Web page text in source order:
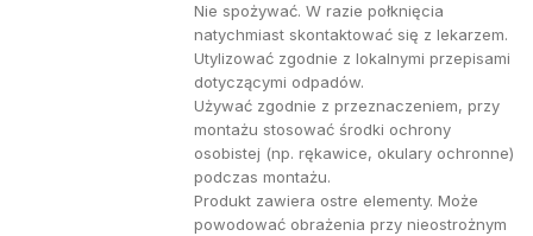
Nie spożywać. W razie połknięcia
natychmiast skontaktować się z lekarzem.
Utylizować zgodnie z lokalnymi przepisami
dotyczącymi odpadów.
Używać zgodnie z przeznaczeniem, przy
montażu stosować środki ochrony
osobistej (np. rękawice, okulary ochronne)
podczas montażu.
Produkt zawiera ostre elementy. Może
powodować obrażenia przy nieostrożnym